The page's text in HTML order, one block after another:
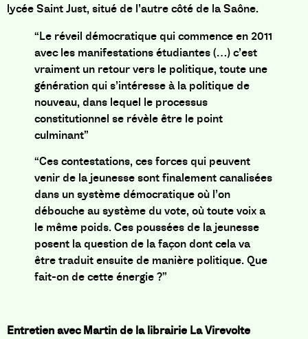
lycée Saint Just, situé de l’autre côté de la Saône.
“Le réveil démocratique qui commence en 2011
avec les manifestations étudiantes (…) c’est
vraiment un retour vers le politique, toute une
génération qui s’intéresse à la politique de
nouveau, dans lequel le processus
constitutionnel se révèle être le point
culminant”
“Ces contestations, ces forces qui peuvent
venir de la jeunesse sont finalement canalisées
dans un système démocratique où l’on
débouche au système du vote, où toute voix a
le même poids. Ces poussées de la jeunesse
posent la question de la façon dont cela va
être traduit ensuite de manière politique. Que
fait-on de cette énergie ?”
Entretien avecMartin de la librairie La Virevolte